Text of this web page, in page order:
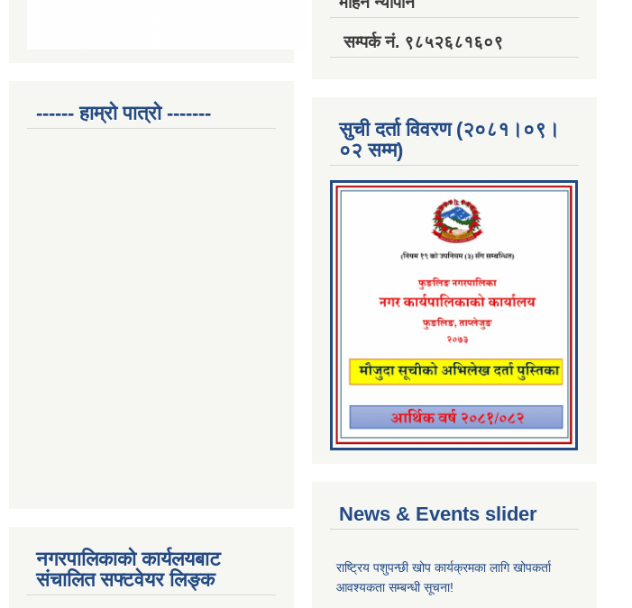
------ हाम्रो पात्रो -------
नगरपालिकाको कार्यलयबाट
संचालित सफ्टवेयर लिङ्क
सम्पर्क नं. ९८५२६८१६०९
सुची दर्ता विवरण (२०८१।०९।
०२ सम्म)
News & Events slider
राष्ट्रिय पशुपन्छी खोप कार्यक्रमका लागि खोपकर्ता
आवश्यकता सम्बन्धी सूचना!